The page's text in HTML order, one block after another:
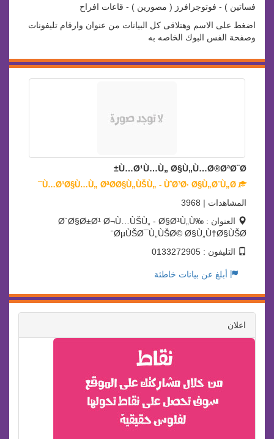
فساتين ) - فوتوجرافرز ( مصورين ) - قاعات افراح
اضغط على الاسم وهتلاقى كل البيانات من عنوان وارقام تليفونات
وصفحة الفس البوك الخاصه به
Ù…Ø¹Ù…Ù„ Ø§Ù„Ù…Ø®ØªØ¨Ø±
المشاهدات | 3968
العنوان : Ø´Ø§Ø±Ø¹ Ø¬Ù…ÙŠÙ„ - Ø§Ø¹Ù„Ù‰
ØµÙŠØ¯Ù„ÙŠØ© Ø§Ù„Ù†Ø§ÙŠØ¨
التليفون : 0133272905
أبلغ عن بيانات خاطئة
اعلان